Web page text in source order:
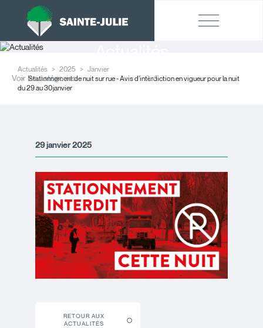
Actualités 2025
Janvier
Stationnement de nuit sur rue - Avis d’interdiction en vigueur pour la nuit
du 29 au 30 janvier
Voir les catégories
29 janvier 2025
RETOUR AUX
ACTUALITÉS